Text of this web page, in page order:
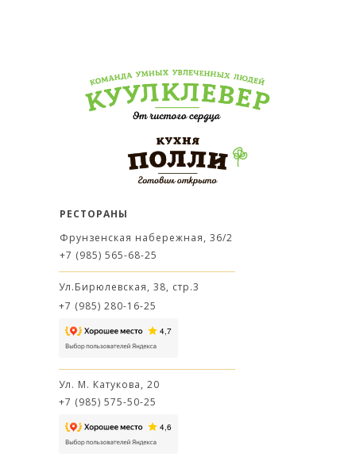
Ул.Бирюлевская, 38, стр.3
Фрунзенская набережная, 36/2
+7 (985) 565-68-25
+7 (985) 280-16-25
Ул. М. Катукова, 20
+7 (985) 575-50-25
РЕСТОРАНЫ